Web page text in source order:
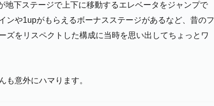
地下ステージで上下に移動するエレベータをジャンプで
ンや1upがもらえるボーナスステージがあるなど、昔のフ
ズをリスペクトした構成に当時を思い出してちょっとワ
も意外にハマります。